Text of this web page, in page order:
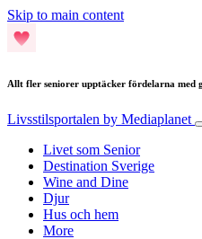
Skip to main content
Allt fler seniorer upptäcker fördelarna med
Livsstilsportalen by Mediaplanet
Livet som Senior
Destination Sverige
Wine and Dine
Djur
Hus och hem
More